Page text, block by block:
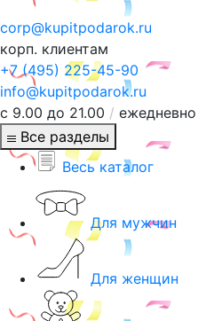
corp@kupitpodarok.ru
корп. клиентам
+7 (495) 225-45-90
info@kupitpodarok.ru
с 9.00 до 21.00 / ежедневно
Все разделы
Весь каталог
Для мужчин
Для женщин